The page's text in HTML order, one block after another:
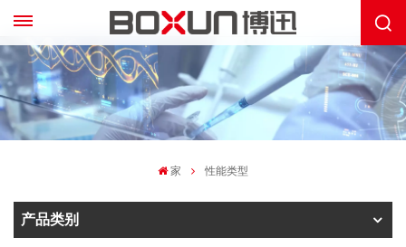
家 性能类型
产品类别